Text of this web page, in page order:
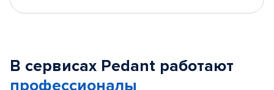
В сервисах Pedant работают
профессионалы